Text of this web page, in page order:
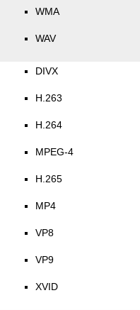
WMA
WAV
DIVX
H.263
H.264
MPEG-4
H.265
MP4
VP8
VP9
XVID